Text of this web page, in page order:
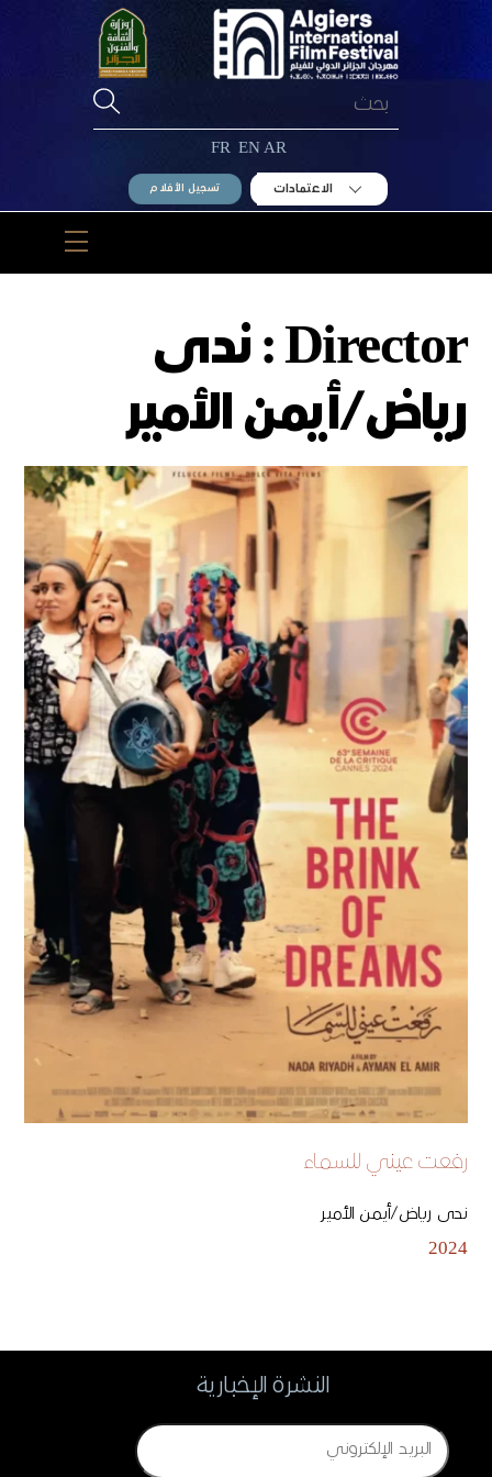
AR
EN
FR
الاعتمادات تسجيل الأفلام
Menu
Director :
ندى
رياض/أيمن الأمير
رفعت عيني للسماء
ندى رياض/أيمن الأمير
2024
النشرة الإخبارية
Email